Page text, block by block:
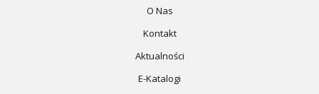
O Nas
Kontakt
Aktualności
E-Katalogi